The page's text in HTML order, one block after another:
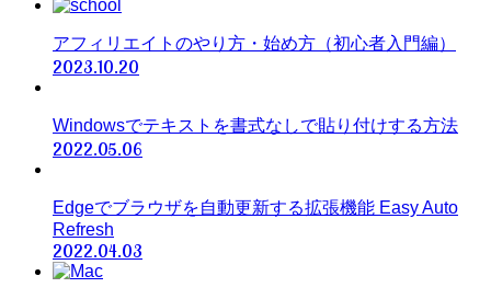
アフィリエイトのやり方・始め方（初心者入門編）
2023.10.20
Windowsでテキストを書式なしで貼り付けする方法
2022.05.06
Edgeでブラウザを自動更新する拡張機能 Easy Auto
Refresh
2022.04.03